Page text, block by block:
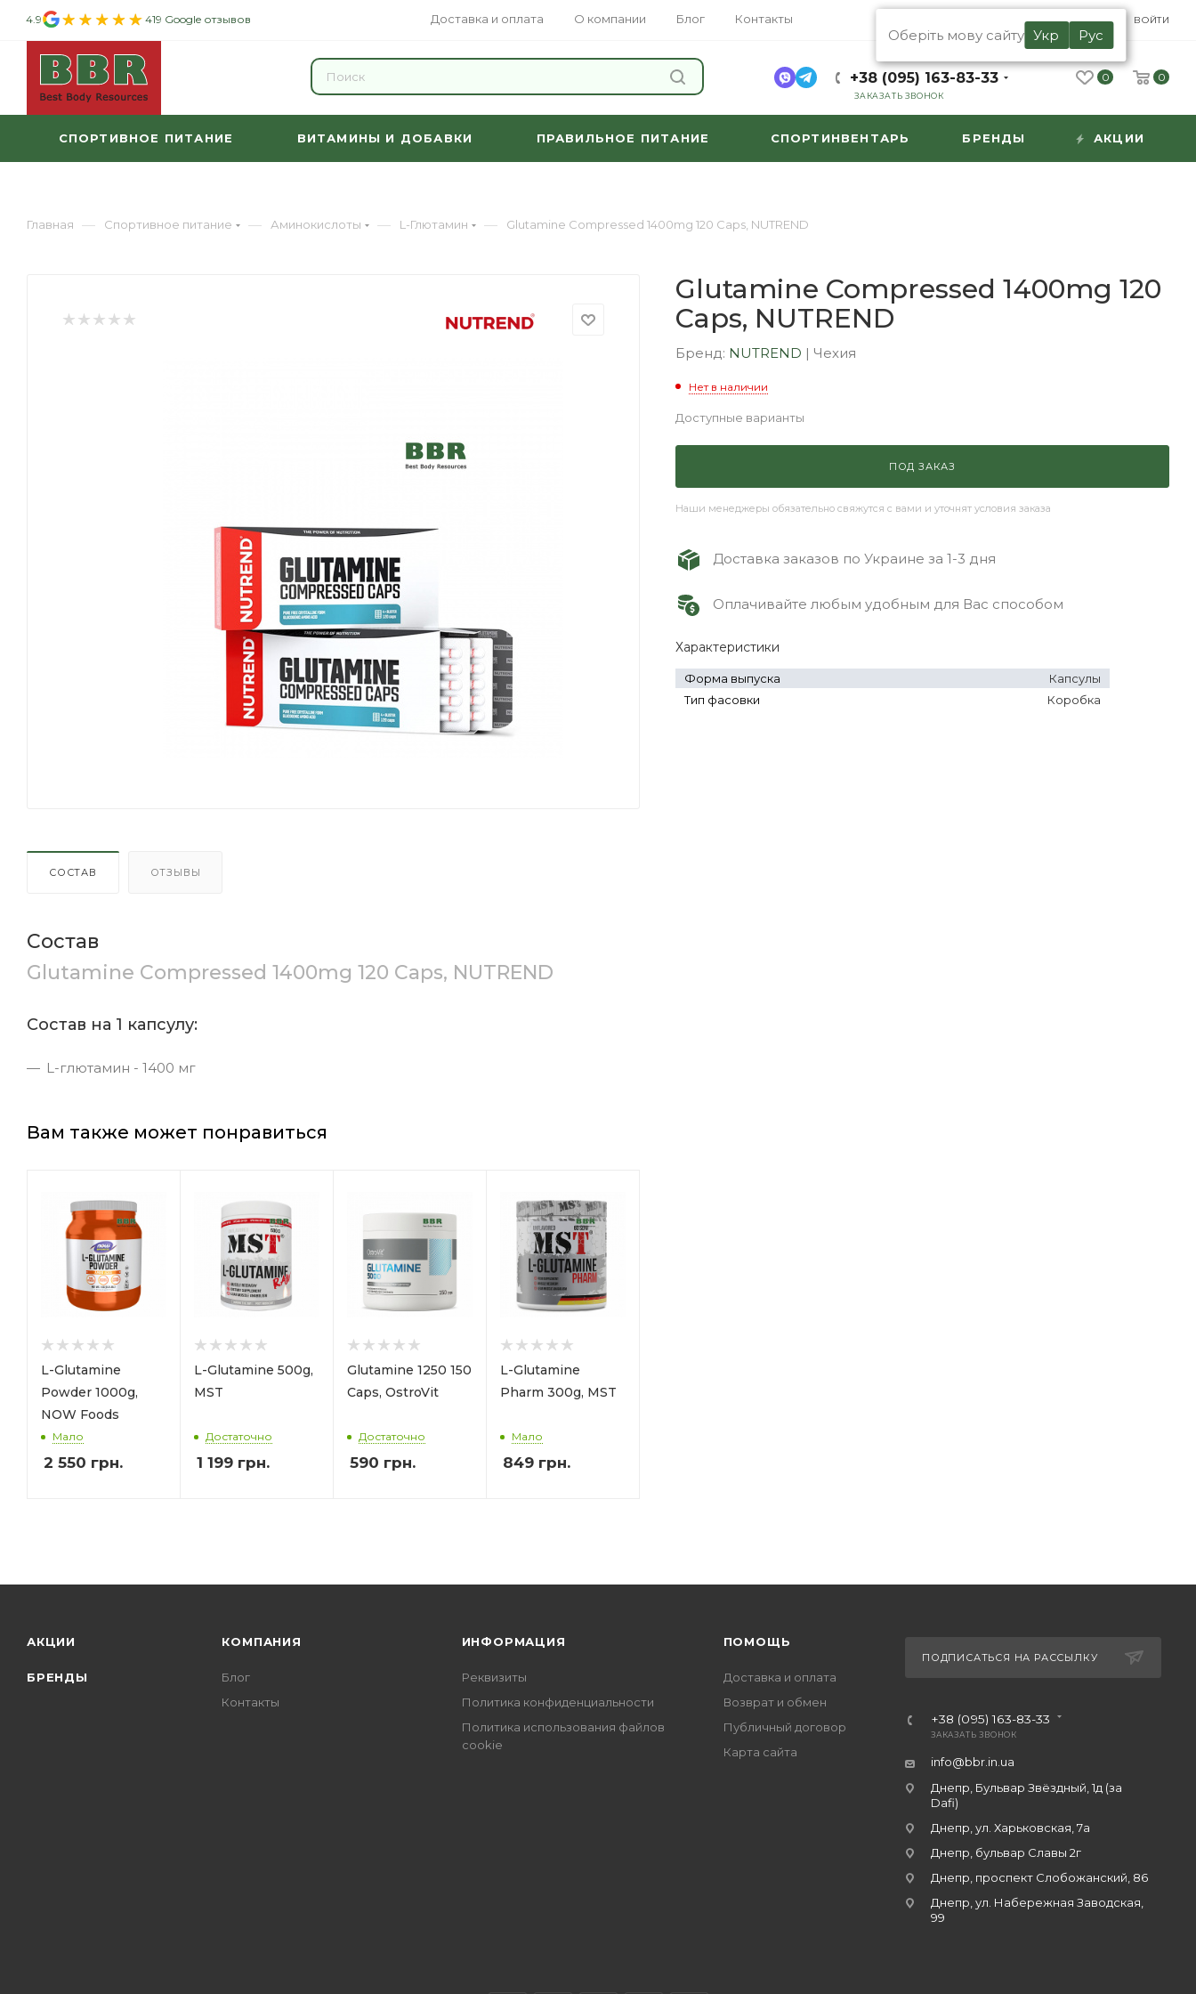
Доставка и оплата О компании Блог Контакты
4.9 419 Google отзывов RU
Оберіть мову сайту Укр Рус
ВОЙТИ
+38 (095) 163-83-33
ЗАКАЗАТЬ ЗВОНОК
0 0
СПОРТИВНОЕ ПИТАНИЕ ВИТАМИНЫ И ДОБАВКИ ПРАВИЛЬНОЕ ПИТАНИЕ СПОРТИНВЕНТАРЬ БРЕНДЫ АКЦИИ
Главная — Спортивное питание — Аминокислоты — L-Глютамин — Glutamine Compressed 1400mg 120 Caps, NUTREND
СОСТАВ ОТЗЫВЫ
Состав
Glutamine Compressed 1400mg 120 Caps, NUTREND
Состав на 1 капсулу:
L-глютамин - 1400 мг
Вам также может понравиться
L-Glutamine
Powder 1000g,
NOW Foods
Мало
2 550 грн.
L-Glutamine 500g,
MST
Достаточно
1 199 грн.
Glutamine 1250 150
Caps, OstroVit
Достаточно
590 грн.
L-Glutamine
Pharm 300g, MST
Мало
849 грн.
Glutamine Compressed 1400mg 120
Caps, NUTREND
Бренд: NUTREND | Чехия
Нет в наличии
Доступные варианты
ПОД ЗАКАЗ
Наши менеджеры обязательно свяжутся с вами и уточнят условия заказа
Доставка заказов по Украине за 1-3 дня
Оплачивайте любым удобным для Вас способом
Характеристики
Форма выпуска
Капсулы
Тип фасовки
Коробка
АКЦИИ
БРЕНДЫ
КОМПАНИЯ
Блог
Контакты
ИНФОРМАЦИЯ
Реквизиты
Политика конфиденциальности
Политика использования файлов
cookie
ПОМОЩЬ
Доставка и оплата
Возврат и обмен
Публичный договор
Карта сайта
ПОДПИСАТЬСЯ НА РАССЫЛКУ
+38 (095) 163-83-33
ЗАКАЗАТЬ ЗВОНОК
info@bbr.in.ua
Днепр, Бульвар Звёздный, 1д (за
Dafi)
Днепр, ул. Харьковская, 7а
Днепр, бульвар Славы 2г
Днепр, проспект Слобожанский, 86
Днепр, ул. Набережная Заводская,
99